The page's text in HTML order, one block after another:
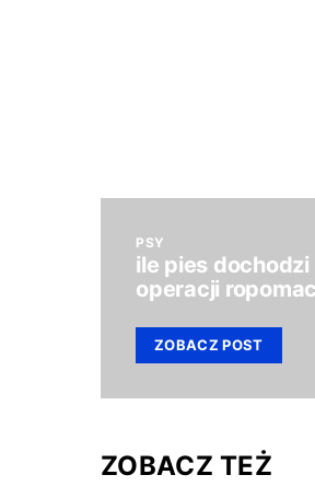
PSY
ile pies
operacji
ZOBACZ POST
ZOBACZ TEŻ